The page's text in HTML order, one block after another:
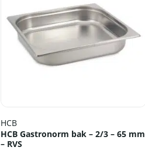
HCB
HCB Gastronorm bak – 2/3 – 65 mm
– RVS